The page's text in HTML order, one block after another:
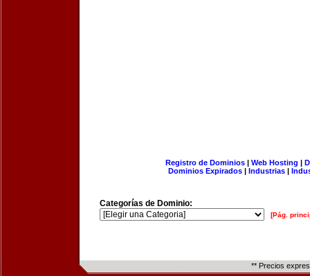
Registro de Dominios| Web Hosting |
Dominios Expirados | Industrias |
Categorías de Dominio:
[Pág.
** Precios